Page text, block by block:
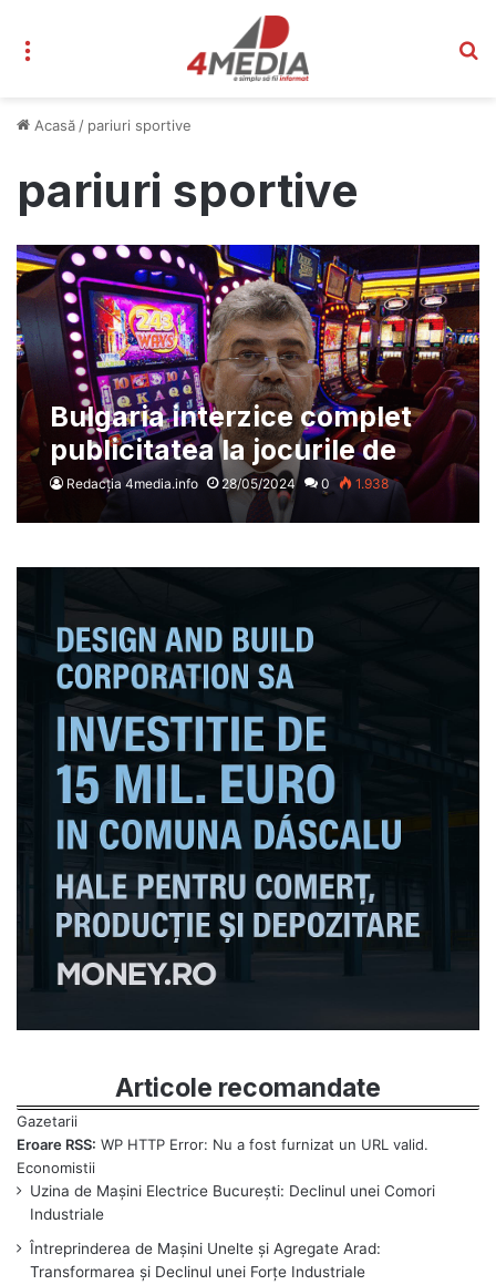
Acasă / pariuri sportive
pariuri sportive
Bulgaria interzice complet
publicitatea la jocurile de
noroc – Politicienii români au
combinațiile lor
Redacția 4media.info 28/05/2024 0 1.938
Articole recomandate
Eroare RSS: WP HTTP Error: Nu a fost furnizat un URL valid.
Uzina de Mașini Electrice București: Declinul unei Comori
Industriale
Întreprinderea de Mașini Unelte și Agregate Arad:
Transformarea și Declinul unei Forțe Industriale